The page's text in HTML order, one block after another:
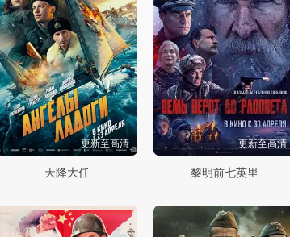
更新至高清
天降大任
更新至高清
黎明前七英里